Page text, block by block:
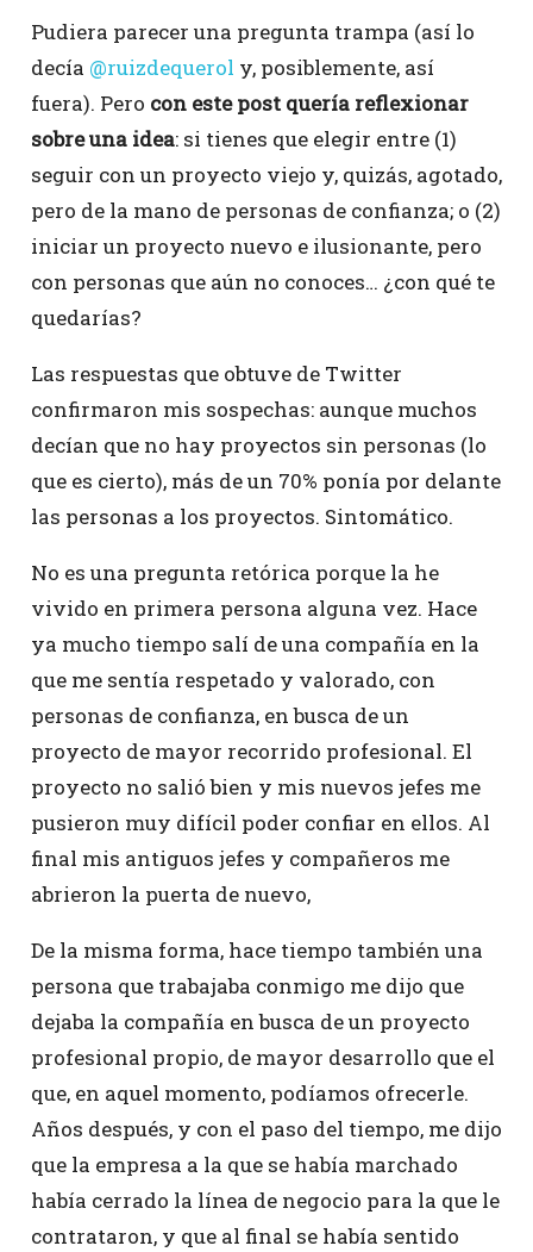
Pudiera parecer una pregunta trampa (así lo
decía @ruizdequerol y, posiblemente, así
fuera). Pero con este post quería reflexionar
sobre una idea: si tienes que elegir entre (1)
seguir con un proyecto viejo y, quizás, agotado,
pero de la mano de personas de confianza; o (2)
iniciar un proyecto nuevo e ilusionante, pero
con personas que aún no conoces… ¿con qué te
quedarías?
Las respuestas que obtuve de Twitter
confirmaron mis sospechas: aunque muchos
decían que no hay proyectos sin personas (lo
que es cierto), más de un 70% ponía por delante
las personas a los proyectos. Sintomático.
No es una pregunta retórica porque la he
vivido en primera persona alguna vez. Hace
ya mucho tiempo salí de una compañía en la
que me sentía respetado y valorado, con
personas de confianza, en busca de un
proyecto de mayor recorrido profesional. El
proyecto no salió bien y mis nuevos jefes me
pusieron muy difícil poder confiar en ellos. Al
final mis antiguos jefes y compañeros me
abrieron la puerta de nuevo,
De la misma forma, hace tiempo también una
persona que trabajaba conmigo me dijo que
dejaba la compañía en busca de un proyecto
profesional propio, de mayor desarrollo que el
que, en aquel momento, podíamos ofrecerle.
Años después, y con el paso del tiempo, me dijo
que la empresa a la que se había marchado
había cerrado la línea de negocio para la que le
contrataron, y que al final se había sentido